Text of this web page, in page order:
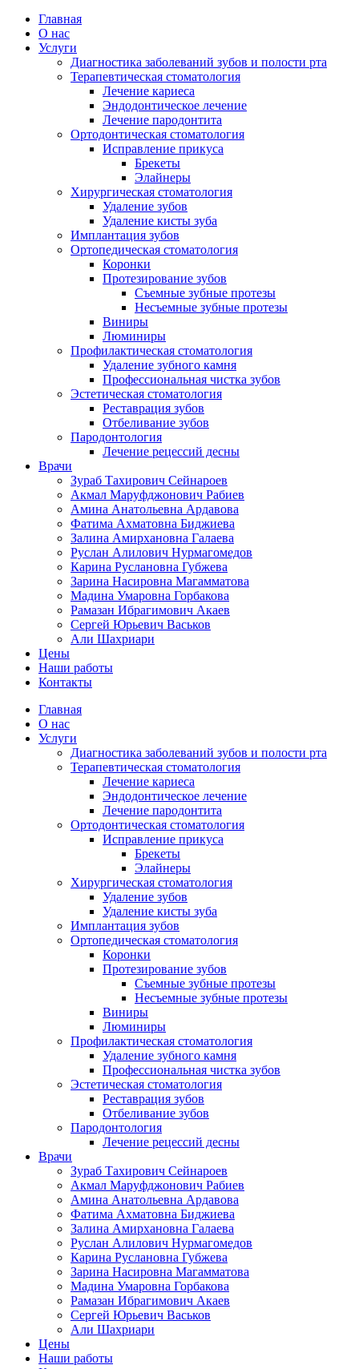
Главная
О нас
Услуги
Диагностика заболеваний зубов и полости рта
Терапевтическая стоматология
Лечение кариеса
Эндодонтическое лечение
Лечение пародонтита
Ортодонтическая стоматология
Исправление прикуса
Брекеты
Элайнеры
Хирургическая стоматология
Удаление зубов
Удаление кисты зуба
Имплантация зубов
Ортопедическая стоматология
Коронки
Протезирование зубов
Съемные зубные протезы
Несъемные зубные протезы
Виниры
Люминиры
Профилактическая стоматология
Удаление зубного камня
Профессиональная чистка зубов
Эстетическая стоматология
Реставрация зубов
Отбеливание зубов
Пародонтология
Лечение рецессий десны
Врачи
Зураб Тахирович Сейнароев
Акмал Маруфджонович Рабиев
Амина Анатольевна Ардавова
Фатима Ахматовна Биджиева
Залина Амирхановна Галаева
Руслан Алилович Нурмагомедов
Карина Руслановна Губжева
Зарина Насировна Магамматова
Мадина Умаровна Горбакова
Рамазан Ибрагимович Акаев
Сергей Юрьевич Васьков
Али Шахриари
Цены
Наши работы
Контакты
Главная
О нас
Услуги
Диагностика заболеваний зубов и полости рта
Терапевтическая стоматология
Лечение кариеса
Эндодонтическое лечение
Лечение пародонтита
Ортодонтическая стоматология
Исправление прикуса
Брекеты
Элайнеры
Хирургическая стоматология
Удаление зубов
Удаление кисты зуба
Имплантация зубов
Ортопедическая стоматология
Коронки
Протезирование зубов
Съемные зубные протезы
Несъемные зубные протезы
Виниры
Люминиры
Профилактическая стоматология
Удаление зубного камня
Профессиональная чистка зубов
Эстетическая стоматология
Реставрация зубов
Отбеливание зубов
Пародонтология
Лечение рецессий десны
Врачи
Зураб Тахирович Сейнароев
Акмал Маруфджонович Рабиев
Амина Анатольевна Ардавова
Фатима Ахматовна Биджиева
Залина Амирхановна Галаева
Руслан Алилович Нурмагомедов
Карина Руслановна Губжева
Зарина Насировна Магамматова
Мадина Умаровна Горбакова
Рамазан Ибрагимович Акаев
Сергей Юрьевич Васьков
Али Шахриари
Цены
Наши работы